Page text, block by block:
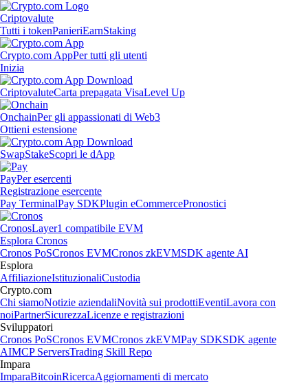
Criptovalute
Tutti i tokenPanieriEarnStaking
Crypto.com AppPer tutti gli utenti
Inizia
CriptovaluteCarta prepagata VisaLevel Up
OnchainPer gli appassionati di Web3
Ottieni estensione
SwapStakeScopri le dApp
PayPer esercenti
Registrazione esercente
Pay TerminalPay SDKPlugin eCommercePronostici
CronosLayer1 compatibile EVM
Esplora Cronos
Cronos PoSCronos EVMCronos zkEVMSDK agente AI
Esplora
AffiliazioneIstituzionaliCustodia
Crypto.com
Chi siamoNotizie aziendaliNovità sui prodottiEventiLavora con
noiPartnerSicurezzaLicenze e registrazioni
Sviluppatori
Cronos PoSCronos EVMCronos zkEVMPay SDKSDK agente
AIMCP ServersTrading Skill Repo
Impara
ImparaBitcoinRicercaAggiornamenti di mercato